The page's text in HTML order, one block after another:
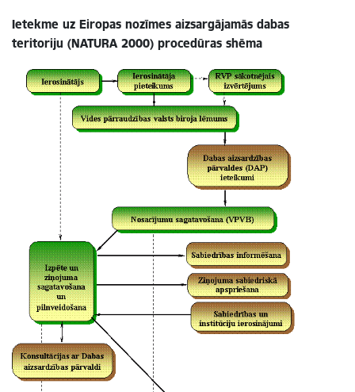
Ietekme uz Eiropas nozīmes aizsargājamās dabas
teritoriju (NATURA 2000) procedūras shēma